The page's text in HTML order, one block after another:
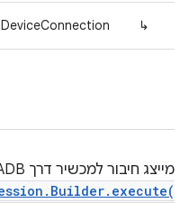
↳
מייצג חיבור למכשיר דרך ADB לשימוש עם